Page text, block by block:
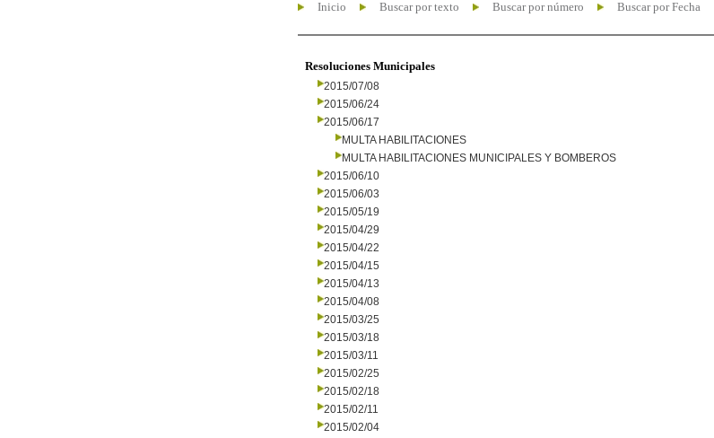
Inicio Buscar por texto Buscar por número Buscar por Fecha
Resoluciones Municipales
2015/07/08
2015/06/24
2015/06/17
MULTA HABILITACIONES
MULTA HABILITACIONES MUNICIPALES Y BOMBEROS
2015/06/10
2015/06/03
2015/05/19
2015/04/29
2015/04/22
2015/04/15
2015/04/13
2015/04/08
2015/03/25
2015/03/18
2015/03/11
2015/02/25
2015/02/18
2015/02/11
2015/02/04